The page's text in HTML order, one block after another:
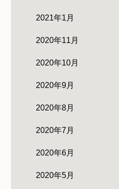
2021年1月
2020年11月
2020年10月
2020年9月
2020年8月
2020年7月
2020年6月
2020年5月